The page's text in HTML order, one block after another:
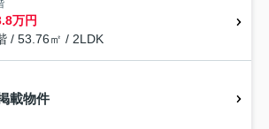
万円
/ 53.76㎡ / 2LDK
載物件